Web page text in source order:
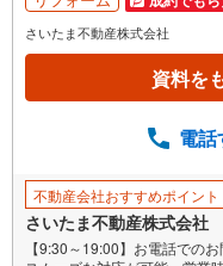
さいたま不動産株式会社
資料を
電話
不動産会社おすすめポイント
さいたま不動産株式会社
【9:30～19:00】お電話での